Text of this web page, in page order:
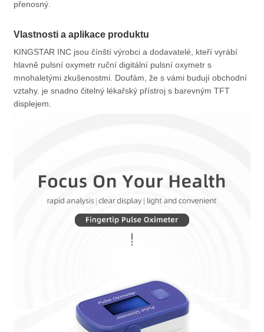
přenosný.
Vlastnosti a aplikace produktu
KINGSTAR INC jsou čínští výrobci a dodavatelé, kteří vyrábí
hlavně pulsní oxymetr ruční digitální pulsní oxymetr s
mnohaletými zkušenostmi. Doufám, že s vámi budují obchodní
vztahy. je snadno čitelný lékařský přístroj s barevným TFT
displejem.